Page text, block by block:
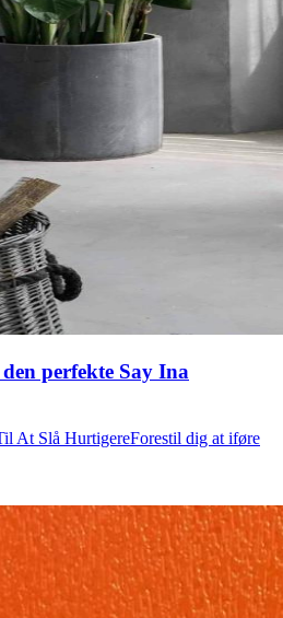
perfekte Say Ina
At Slå HurtigereForestil dig at iføre